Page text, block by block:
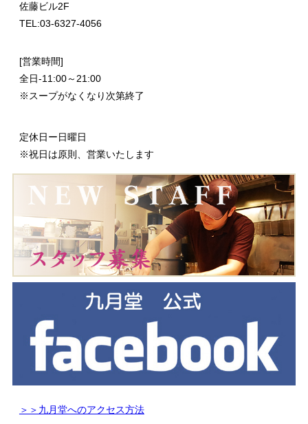
佐藤ビル2F
TEL:03-6327-4056
[営業時間]
全日-11:00～21:00
※スープがなくなり次第終了
定休日ー日曜日
※祝日は原則、営業いたします
＞＞九月堂へのアクセス方法